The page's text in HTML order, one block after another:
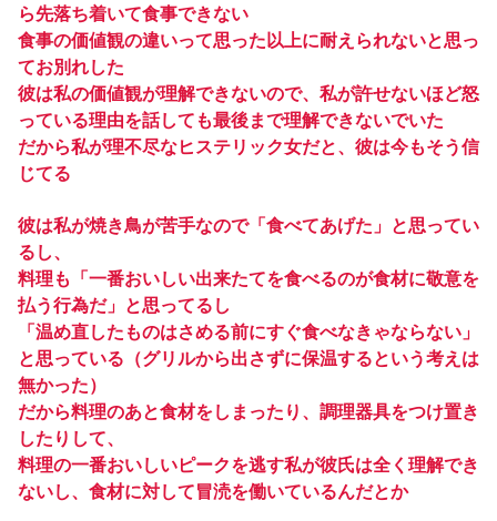
ら先落ち着いて食事できない
食事の価値観の違いって思った以上に耐えられないと思っ
てお別れした
彼は私の価値観が理解できないので、私が許せないほど怒
っている理由を話しても最後まで理解できないでいた
だから私が理不尽なヒステリック女だと、彼は今もそう信
じてる
彼は私が焼き鳥が苦手なので「食べてあげた」と思ってい
るし、
料理も「一番おいしい出来たてを食べるのが食材に敬意を
払う行為だ」と思ってるし
「温め直したものはさめる前にすぐ食べなきゃならない」
と思っている（グリルから出さずに保温するという考えは
無かった）
だから料理のあと食材をしまったり、調理器具をつけ置き
したりして、
料理の一番おいしいピークを逃す私が彼氏は全く理解でき
ないし、食材に対して冒涜を働いているんだとか